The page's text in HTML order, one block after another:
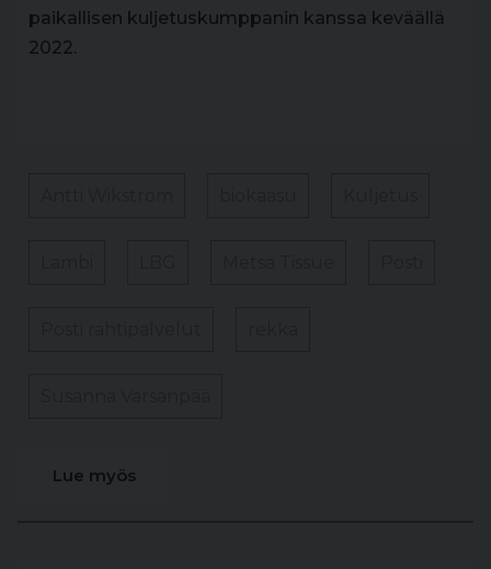
paikallisen kuljetuskumppanin kanssa keväällä
2022.
Lue myös